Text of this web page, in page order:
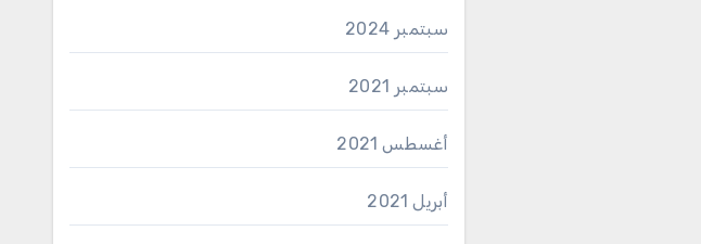
سبتمبر 2024
سبتمبر 2021
أغسطس 2021
أبريل 2021